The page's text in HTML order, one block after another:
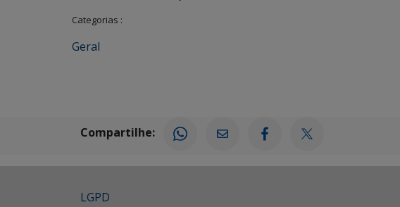
Categorias :
Geral
Compartilhe:
LGPD